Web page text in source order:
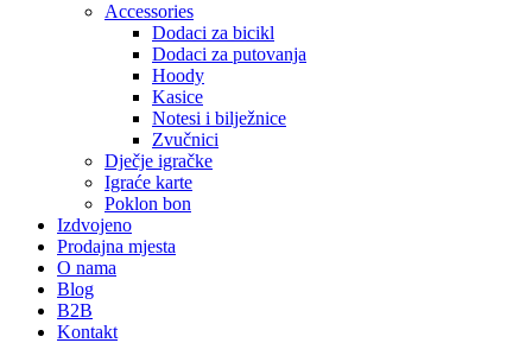
Accessories
Dodaci za bicikl
Dodaci za putovanja
Hoody
Kasice
Notesi i bilježnice
Zvučnici
Dječje igračke
Igraće karte
Poklon bon
Izdvojeno
Prodajna mjesta
O nama
Blog
B2B
Kontakt